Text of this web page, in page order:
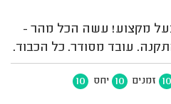
מקצוע! עשה הכל מהר -
עובד מסודר. כל הכבוד.
10 זמנים 10 יחס 10